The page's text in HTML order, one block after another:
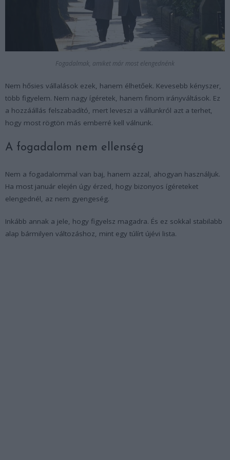
Fogadalmak, amiket már most elengednénk
Nem hősies vállalások ezek, hanem élhetőek. Kevesebb kényszer,
több figyelem. Nem nagy ígéretek, hanem finom irányváltások. Ez
a hozzáállás felszabadító, mert leveszi a vállunkról azt a terhet,
hogy most rögtön más emberré kell válnunk.
A fogadalom nem ellenség
Nem a fogadalommal van baj, hanem azzal, ahogyan használjuk.
Ha most január elején úgy érzed, hogy bizonyos ígéreteket
elengednél, az nem gyengeség.
Inkább annak a jele, hogy figyelsz magadra. És ez sokkal stabilabb
alap bármilyen változáshoz, mint egy túlírt újévi lista.